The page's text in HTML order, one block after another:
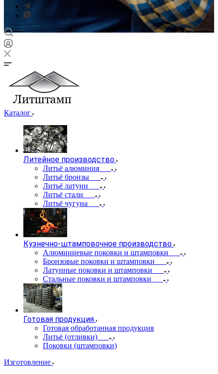
Каталог
Литейное производство
Литьё алюминия
Литьё бронзы
Литьё латуни
Литьё стали
Литьё чугуна
Кузнечно-штамповочное производство
Алюминиевые поковки и штамповки
Бронзовые поковки и штамповки
Латунные поковки и штамповки
Стальные поковки и штамповки
Готовая продукция
Готовая обработанная продукция
Литьё (отливки)
Поковки (штамповки)
Изготовление